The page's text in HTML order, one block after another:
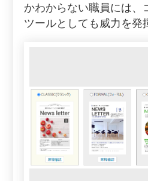
かわからない職員には、
ツールとしても威力を発